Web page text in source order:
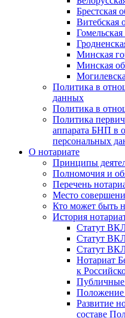
Брестская
Витебская
Гомельская
Минская
Минская
Политика в
данных
Политика в
Политика
аппарата БНП в
персональных
О нотариате
Принципы
Полномочия и
Перечень
Место
Кто может быть
История
Статут
Статут
Статут
Нотариат
к
Публичные
Положение
Развитие
составе